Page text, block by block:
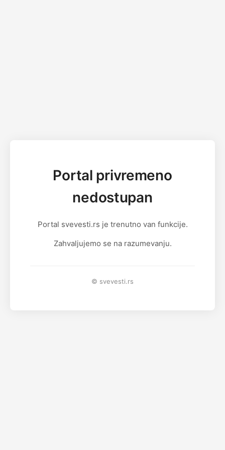
Portal privremeno
nedostupan
Portal svevesti.rs je trenutno van funkcije.
Zahvaljujemo se na razumevanju.
© svevesti.rs